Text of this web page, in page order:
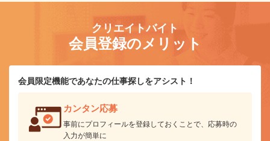
クリエイトバイト
会員登録のメリット
会員限定機能であなたの仕事探しをアシスト！
カンタン応募
事前にプロフィールを登録しておくことで、応募時の
入力が簡単に